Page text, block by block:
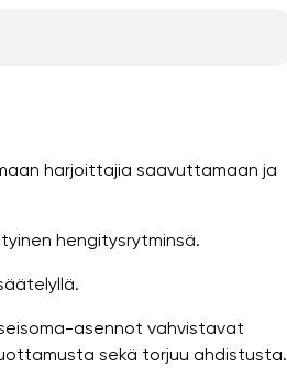
harjoittajia saavuttamaan ja
hengitysrytminsä.
asennot vahvistavat
sekä torjuu ahdistusta.